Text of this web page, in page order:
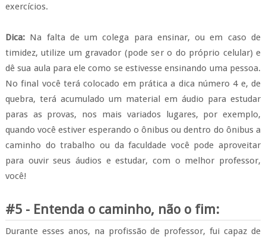
exercícios.
Dica:Na falta de um colega para ensinar, ou em caso de
timidez, utilize um gravador (pode ser o do próprio celular) e
dê sua aula para ele como se estivesse ensinando uma pessoa.
No final você terá colocado em prática a dica número 4 e, de
quebra, terá acumulado um material em áudio para estudar
paras as provas, nos mais variados lugares, por exemplo,
quando você estiver esperando o ônibus ou dentro do ônibus a
caminho do trabalho ou da faculdade você pode aproveitar
para ouvir seus áudios e estudar, com o melhor professor,
você!
#5 - Entenda o caminho, não o fim:
Durante esses anos, na profissão de professor, fui capaz de